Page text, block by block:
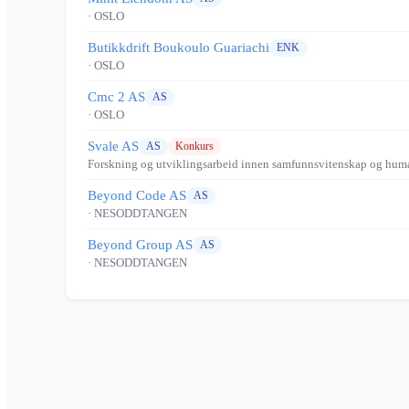
· OSLO
Butikkdrift Boukoulo Guariachi ENK
· OSLO
Cmc 2 AS AS
· OSLO
Svale AS AS Konkurs
Forskning og utviklingsarbeid innen samfunnsvitenskap og
Beyond Code AS AS
· NESODDTANGEN
Beyond Group AS AS
· NESODDTANGEN